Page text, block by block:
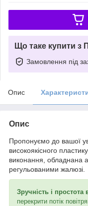
Що таке купити з
Замовлення під
Опис
Опис
Пропонуємо до вашої
високоякісного пластику
виконання, обладнана
регульованими жалюзі.
Зручність і простота
перекрити потік